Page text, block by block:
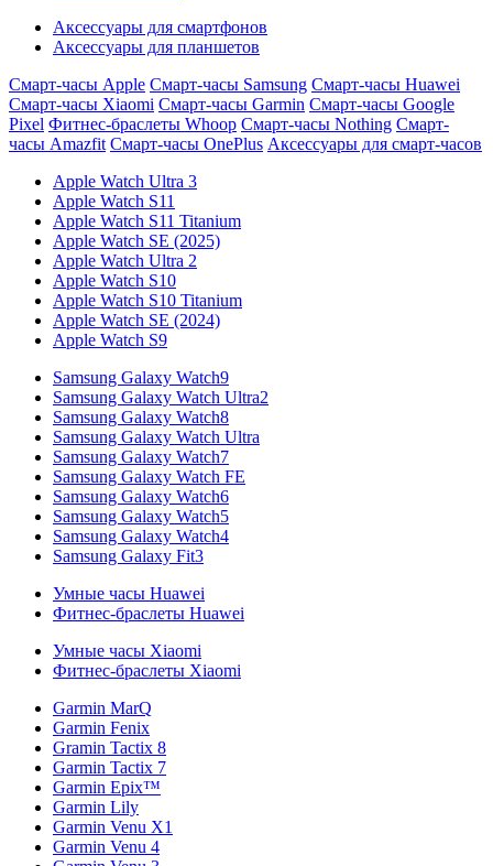
Аксессуары для смартфонов
Аксессуары для планшетов
Смарт-часы Apple Смарт-часы Samsung Смарт-часы Huawei
Смарт-часы Xiaomi Смарт-часы Garmin Смарт-часы Google
Pixel Фитнес-браслеты Whoop Смарт-часы Nothing Смарт-
часы Amazfit Смарт-часы OnePlus Аксессуары для смарт-часов
Apple Watch Ultra 3
Apple Watch S11
Apple Watch S11 Titanium
Apple Watch SE (2025)
Apple Watch Ultra 2
Apple Watch S10
Apple Watch S10 Titanium
Apple Watch SE (2024)
Apple Watch S9
Samsung Galaxy Watch9
Samsung Galaxy Watch Ultra2
Samsung Galaxy Watch8
Samsung Galaxy Watch Ultra
Samsung Galaxy Watch7
Samsung Galaxy Watch FE
Samsung Galaxy Watch6
Samsung Galaxy Watch5
Samsung Galaxy Watch4
Samsung Galaxy Fit3
Умные часы Huawei
Фитнес-браслеты Huawei
Умные часы Xiaomi
Фитнес-браслеты Xiaomi
Garmin MarQ
Garmin Fenix
Gramin Tactix 8
Garmin Tactix 7
Garmin Epix™
Garmin Lily
Garmin Venu X1
Garmin Venu 4